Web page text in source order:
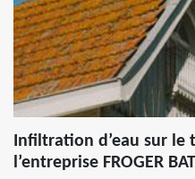
Infiltration d’eau sur le
l’entreprise FROGER